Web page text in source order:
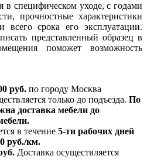
в специфическом уходе, с годами
прочностные характеристики
срока его эксплуатации.
представленный образец в
поможет возможность
руб. по городу Москва
только до подъезда. По
доставка мебели до
в течение 5-ти рабочих дней
руб./км.
Доставка осуществляется